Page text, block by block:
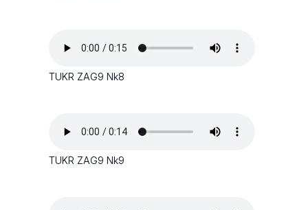
TUKR ZAG9 Nk8
TUKR ZAG9 Nk9